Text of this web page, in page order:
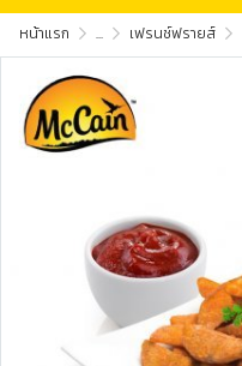
หน้าแรก ... เฟรนช์ฟรายส์